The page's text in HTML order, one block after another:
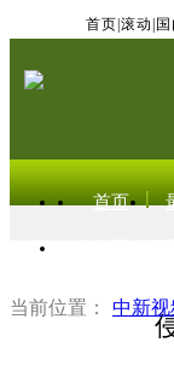
首页 滚动
首页
当前位置： 中新视